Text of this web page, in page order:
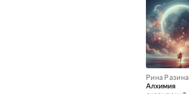
Рина Разина
Алхимия